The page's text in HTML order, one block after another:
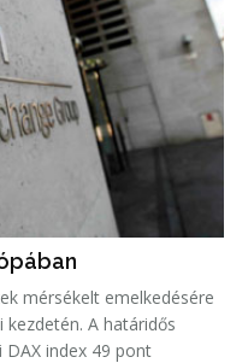
mérsékelt emelkedésére
A határidős
index 49 pont